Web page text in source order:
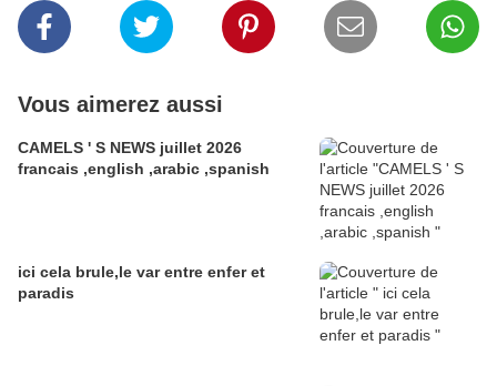
Vous aimerez aussi
CAMELS ' S NEWS juillet 2026
francais ,english ,arabic ,spanish
ici cela brule,le var entre enfer et
paradis